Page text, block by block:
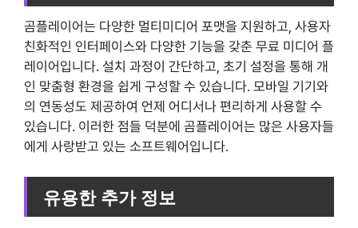
곰플레이어는 다양한 멀티미디어 포맷을 지원하고, 사용자
친화적인 인터페이스와 다양한 기능을 갖춘 무료 미디어 플
레이어입니다. 설치 과정이 간단하고, 초기 설정을 통해 개
인 맞춤형 환경을 쉽게 구성할 수 있습니다. 모바일 기기와
의 연동성도 제공하여 언제 어디서나 편리하게 사용할 수
있습니다. 이러한 점들 덕분에 곰플레이어는 많은 사용자들
에게 사랑받고 있는 소프트웨어입니다.
유용한 추가 정보